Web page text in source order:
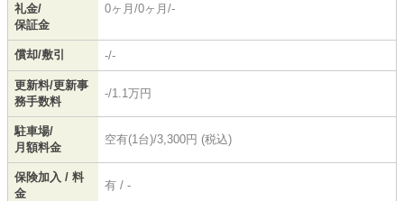
礼金/
保証金
0ヶ月/0ヶ月/-
償却/敷引 -/-
更新料/更新事
務手数料
-/1.1万円
駐車場/
月額料金
空有(1台)/3,300円 (税込)
保険加入 / 料
金
有 / -